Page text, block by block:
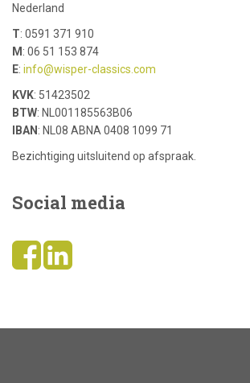
Nederland
T: 0591 371 910
M : 06 51 153 874
E: info@wisper-classics.com
KVK: 51423502
BTW: NL001185563B06
IBAN : NL08 ABNA 0408 1099 71
Bezichtiging uitsluitend op afspraak.
Social media